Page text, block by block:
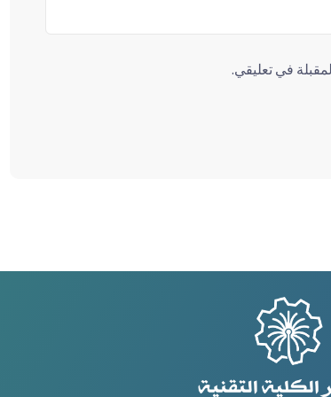
في تعليقي.